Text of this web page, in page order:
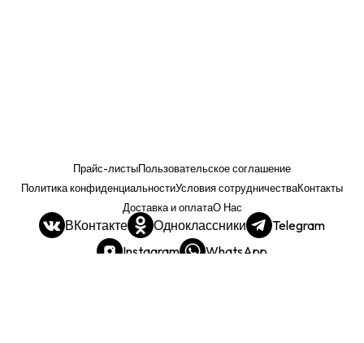
Прайс-листыПользовательское соглашение
Политика конфиденциальностиУсловия сотрудничестваКонтакты
Доставка и оплатаО Нас
ВКонтакте Одноклассники
Telegram
Instagram
WhatsApp